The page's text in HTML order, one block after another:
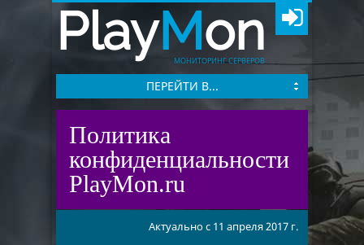
PlayMon
МОНИТОРИНГ СЕРВЕРОВ
ПЕРЕЙТИ В...
Политика
конфиденциальности
PlayMon.ru
Актуально с 11 апреля 2017 г.